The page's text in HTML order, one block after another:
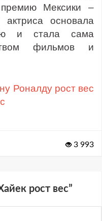
Мексики –
основала
и стала сама
фильмов и
Роналду рост вес
3 993
рост вес”